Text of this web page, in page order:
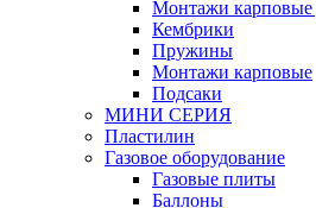
Монтажи карповые
Кембрики
Пружины
Монтажи карповые
Подсаки
МИНИ СЕРИЯ
Пластилин
Газовое оборудование
Газовые плиты
Баллоны